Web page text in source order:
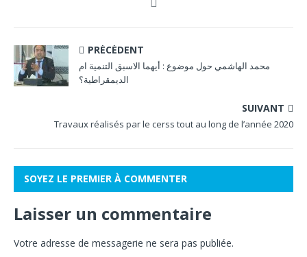
PRÉCÉDENT
محمد الهاشمي حول موضوع : أيهما الاسبق التنمية ام
الديمقراطية؟
SUIVANT
Travaux réalisés par le cerss tout au long de l’année 2020
SOYEZ LE PREMIER À COMMENTER
Laisser un commentaire
Votre adresse de messagerie ne sera pas publiée.